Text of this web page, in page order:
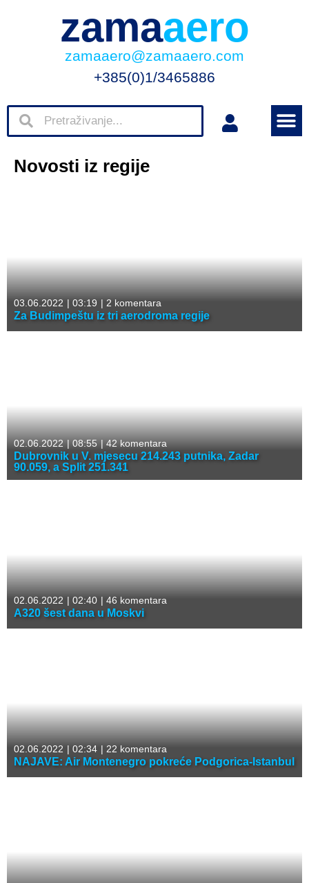
zamaaero
zamaaero@zamaaero.com
+385(0)1/3465886
Novosti iz regije
03.06.2022 | 03:19 | 2 komentara
Za Budimpeštu iz tri aerodroma regije
02.06.2022 |08:55 |42 komentara
Dubrovnik u V. mjesecu 214.243 putnika, Zadar
90.059, a Split 251.341
02.06.2022 | 02:40 | 46 komentara
A320 šest dana u Moskvi
02.06.2022 | 02:34 | 22 komentara
NAJAVE: Air Montenegro pokreće Podgorica-Istanbul